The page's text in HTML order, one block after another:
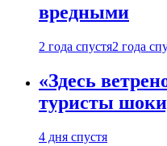
вредными
2 года спустя2 года
«Здесь
туристы
4 дня спустя